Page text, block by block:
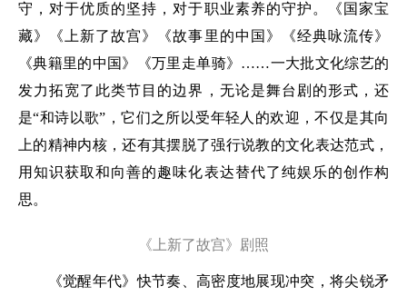
守，对于优质的坚持，对于职业素养的守护。《国家宝
藏》《上新了故宫》《故事里的中国》《经典咏流传》
《典籍里的中国》《万里走单骑》……一大批文化综艺的
发力拓宽了此类节目的边界，无论是舞台剧的形式，还
是“和诗以歌”，它们之所以受年轻人的欢迎，不仅是其向
上的精神内核，还有其摆脱了强行说教的文化表达范式，
用知识获取和向善的趣味化表达替代了纯娱乐的创作构
思。
《上新了故宫》剧照
《觉醒年代》快节奏、高密度地展现冲突，将尖锐矛